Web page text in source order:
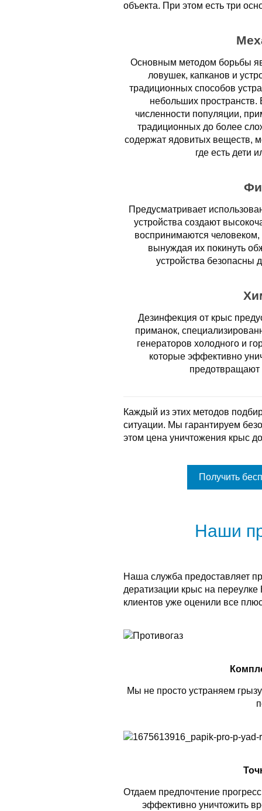
объекта. При этом есть три
Основным методом борьбы
ловушек, капканов и
традиционных способов
небольших
численности популяции,
традиционных до более
содержат ядовитых веществ,
где есть дети
Предусматривает
устройства создают
воспринимаются
вынуждая их покинуть
устройства
Дезинфекция от крыс
приманок,
генераторов холодного и
которые эффективно
предотвращают
Каждый из этих методов
ситуации. Мы гарантируем
этом цена уничтожения крыс
Получить
Наши
Наша служба предоставляет
дератизации крыс на
клиентов уже оценили все
Мы не просто устраняем
Отдаем предпочтение
эффективно уничтожить